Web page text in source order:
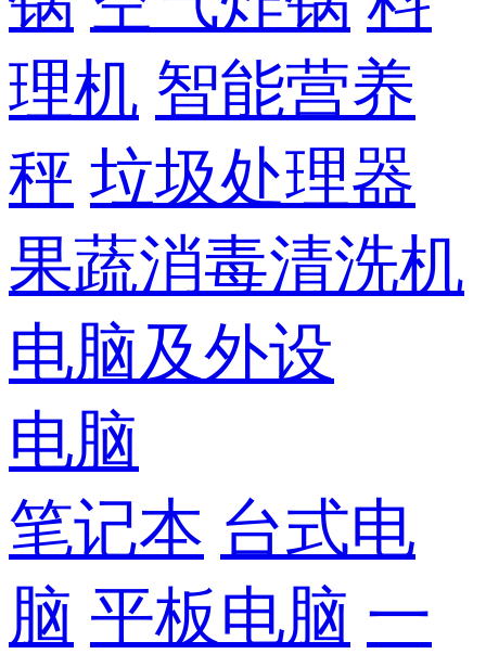
理机 智能营养
秤 垃圾处理器
果蔬消毒清洗机
电脑及外设
电脑
笔记本 台式电
脑 平板电脑 一